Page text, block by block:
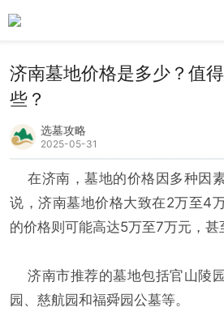
济南墓地价格是多少？值
些？
选墓攻略
2025-05-31
在济南，墓地的价格因多种因
说，济南墓地价格大致在2万至4
的价格则可能高达5万至7万元，甚
济南市推荐的墓地包括官山陵
园、慈航园和福舜园公墓等。